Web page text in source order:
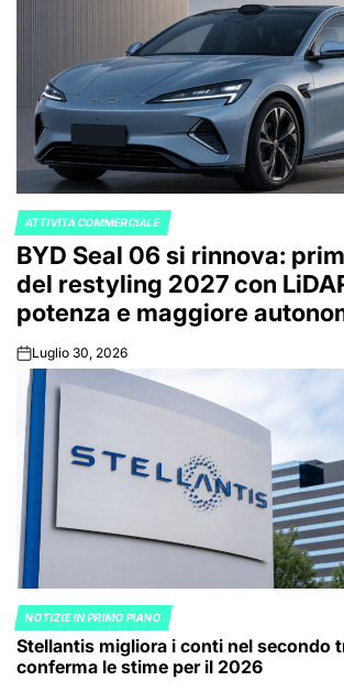
POSTED
IN
ATTIVITÀ COMMERCIALE
BYD Seal 06 si rinnova:
del restyling 2027 con
potenza e maggiore
onLuglio 30, 2026
POSTED
IN
NOTIZIE IN PRIMO PIANO
Stellantis migliora i conti nel secondo
conferma le stime per il 2026